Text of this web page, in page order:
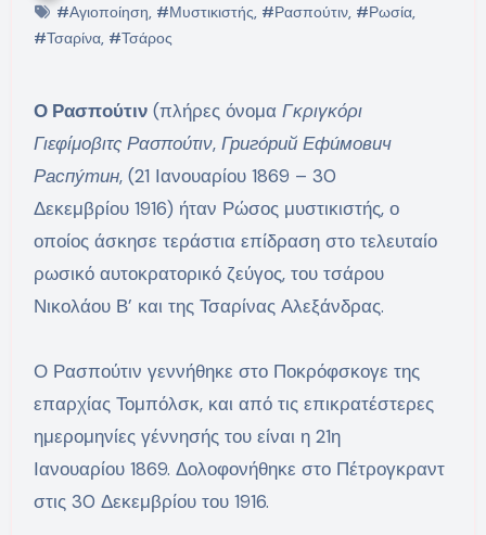
#Αγιοποίηση, #Μυστικιστής, #Ρασπούτιν, #Ρωσία,
#Τσαρίνα, #Τσάρος
Ο Ρασπούτιν(πλήρες όνομα Γκριγκόρι
Γιεφίμοβιτς Ρασπούτιν, Григо́рий Ефи́мович
Распу́тин, (21 Ιανουαρίου 1869 – 30
Δεκεμβρίου 1916) ήταν Ρώσος μυστικιστής, ο
οποίος άσκησε τεράστια επίδραση στο τελευταίο
ρωσικό αυτοκρατορικό ζεύγος, του τσάρου
Νικολάου Β’ και της Τσαρίνας Αλεξάνδρας.
Ο Ρασπούτιν γεννήθηκε στο Ποκρόφσκογε της
επαρχίας Τομπόλσκ, και από τις επικρατέστερες
ημερομηνίες γέννησής του είναι η 21η
Ιανουαρίου 1869. Δολοφονήθηκε στο Πέτρογκραντ
στις 30 Δεκεμβρίου του 1916.